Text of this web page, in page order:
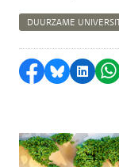
DUURZAME
Delen op
Delen via